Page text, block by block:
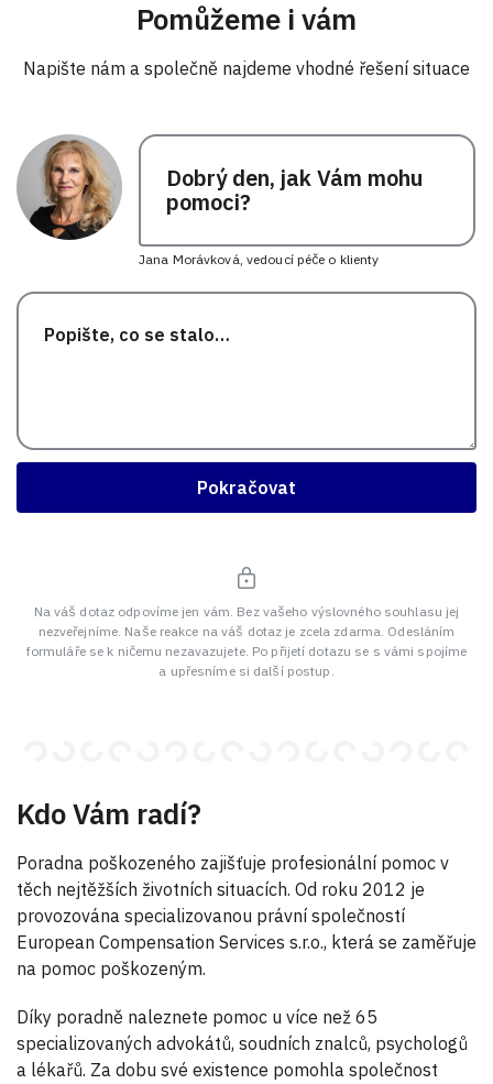
Pomůžeme i vám
Napište nám a společně najdeme vhodné řešení situace
Dobrý den, jak Vám mohu
pomoci?
Jana Morávková, vedoucí péče o klienty
Pokračovat
Na váš dotaz odpovíme jen vám. Bez vašeho výslovného souhlasu jej
nezveřejníme. Naše reakce na váš dotaz je zcela zdarma. Odesláním
formuláře se k ničemu nezavazujete. Po přijetí dotazu se s vámi spojíme
a upřesníme si další postup.
Kdo Vám radí?
Poradna poškozeného zajišťuje profesionální pomoc v
těch nejtěžších životních situacích. Od roku 2012 je
provozována specializovanou právní společností
European Compensation Services s.r.o., která se zaměřuje
na pomoc poškozeným.
Díky poradně naleznete pomoc u více než 65
specializovaných advokátů, soudních znalců, psychologů
a lékařů. Za dobu své existence pomohla společnost